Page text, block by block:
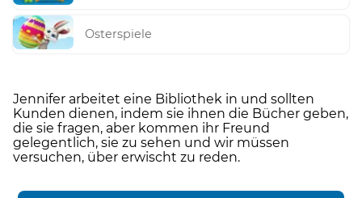
Osterspiele
Jennifer arbeitet eine Bibliothek in und sollten
Kunden dienen, indem sie ihnen die Bücher geben,
die sie fragen, aber kommen ihr Freund
gelegentlich, sie zu sehen und wir müssen
versuchen, über erwischt zu reden.